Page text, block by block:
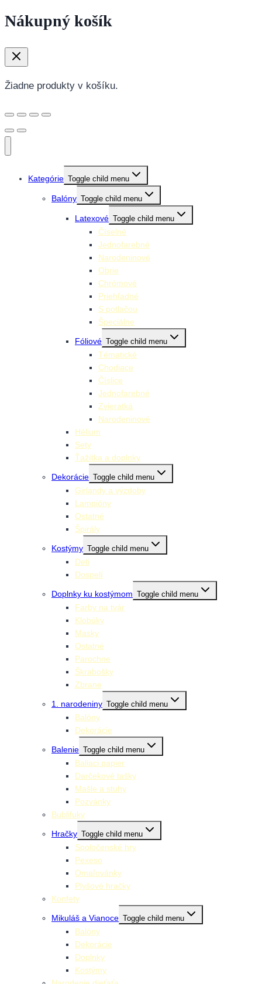
Nákupný košík
Žiadne produkty v košíku.
Kategórie Toggle child menu
Balóny Toggle child menu
Latexové Toggle child menu
Číselné
Jednofarebné
Narodeninové
Obrie
Chrómové
Priehľadné
S potlačou
Špeciálne
Fóliové Toggle child menu
Tématické
Chodiace
Číslice
Jednofarebné
Zvieratká
Narodeninové
Hélium
Sety
Ťažítka a doplnky
Dekorácie Toggle child menu
Girlandy a výzdoby
Lampióny
Ostatné
Špirály
Kostýmy Toggle child menu
Deti
Dospelí
Doplnky ku kostýmom Toggle child menu
Farby na tvár
Klobúky
Masky
Ostatné
Parochne
Škrabošky
Zbrane
1. narodeniny Toggle child menu
Balóny
Dekorácie
Balenie Toggle child menu
Baliaci papier
Darčekové tašky
Mašle a stuhy
Pozvánky
Bublifuky
Hračky Toggle child menu
Spoločenské hry
Pexeso
Omaľovánky
Plyšové hračky
Konfety
Mikuláš a Vianoce Toggle child menu
Balóny
Dekorácie
Doplnky
Kostýmy